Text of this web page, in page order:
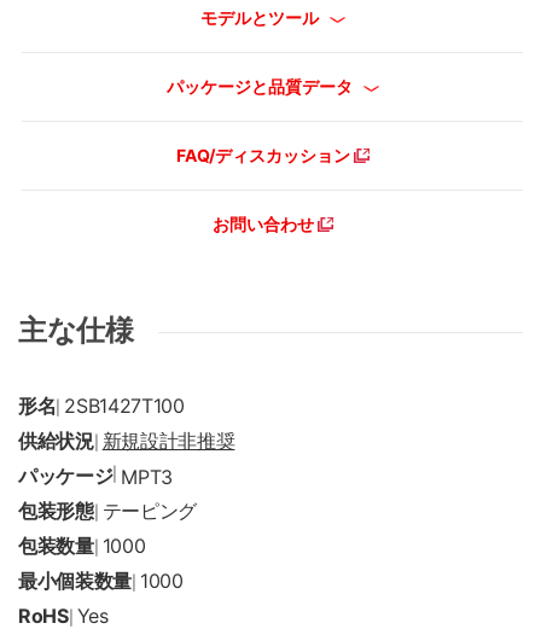
モデルとツール
パッケージと品質データ
FAQ/ディスカッション
お問い合わせ
主な仕様
形名 2SB1427T100
供給状況| 新規設計非推奨
パッケージ| MPT3
包装形態| テーピング
包装数量| 1000
最小個装数量 1000
RoHS| Yes